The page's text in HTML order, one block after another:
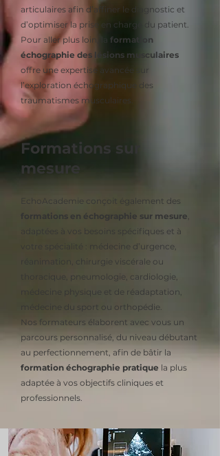
articulaires afin d’affiner le diagnostic et
d’optimiser la prise en charge du patient.
Pour aller plus loin, la formation
échographie des lésions musculaires
offre une expertise avancée sur
l’exploration échographique des
traumatismes musculaires.
Formations sur
mesure
EchoAcademie conçoit également des
formations en échographie sur mesure,
adaptées à vos besoins spécifiques et à
votre spécialité : médecine d’urgence,
réanimation, chirurgie viscérale ou
thoracique, pneumologie, cardiologie,
médecine physique et de réadaptation,
médecine du sport ou orthopédie.
Nos formateurs élaborent avec vous un
parcours personnalisé, du niveau débutant
au perfectionnement, afin de bâtir la
formation échographie pratique la plus
adaptée à vos objectifs cliniques et
professionnels.